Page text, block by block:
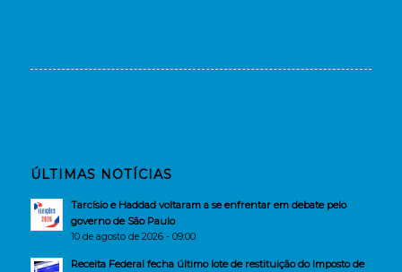
ÚLTIMAS NOTÍCIAS
Tarcísio e Haddad voltaram a se enfrentar em debate pelo
governo de São Paulo
10 de agosto de 2026 - 09:00
Receita Federal fecha último lote de restituição do Imposto de